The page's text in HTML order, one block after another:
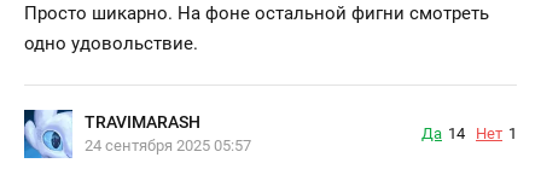
Просто шикарно. На фоне остальной фигни смотреть
одно удовольствие.
TRAVIMARASH
24 сентября 2025 05:57
Да 14 Нет 1